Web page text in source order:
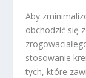
Aby
obchodzić się
stosowanie
tych, które